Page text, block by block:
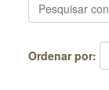
Ordenar por